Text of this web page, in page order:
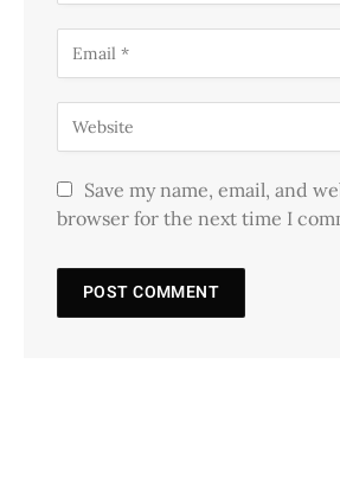
Save my name, email, and
browser for the next time I